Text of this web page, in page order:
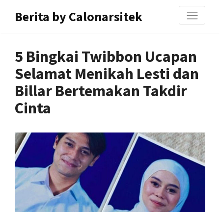
Berita by Calonarsitek
5 Bingkai Twibbon Ucapan
Selamat Menikah Lesti dan
Billar Bertemakan Takdir
Cinta